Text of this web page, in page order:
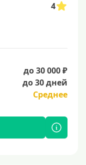
4
до 30 000 ₽
до 30 дней
Среднее